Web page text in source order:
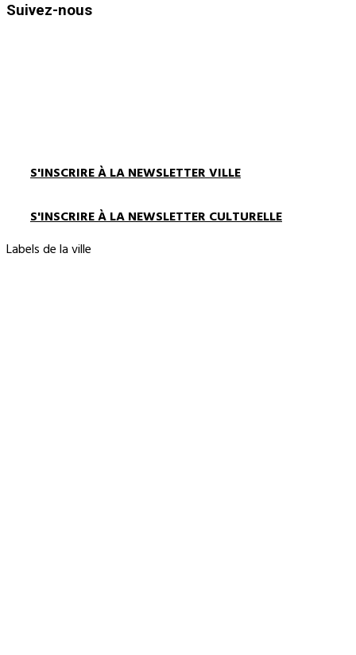
Suivez-nous
S'INSCRIRE À LA NEWSLETTER VILLE
S'INSCRIRE À LA NEWSLETTER CULTURELLE
Labels de la ville